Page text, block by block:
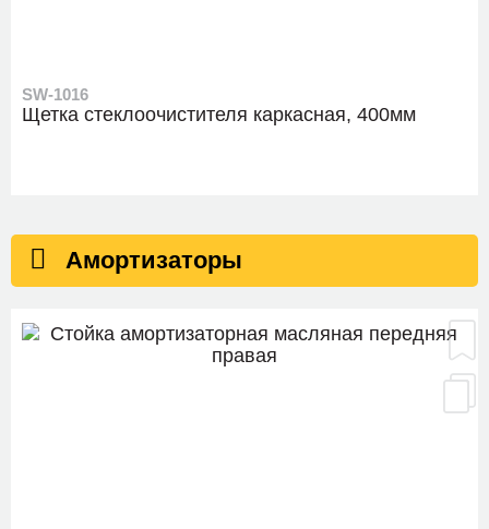
SW-1016
Щетка стеклоочистителя каркасная, 400мм
Амортизаторы